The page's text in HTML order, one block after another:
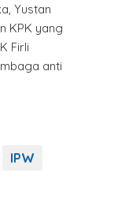
Yustan
KPK yang
Firli
anti
IPW